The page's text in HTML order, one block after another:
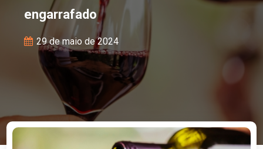
engarrafado
29 de maio de 2024